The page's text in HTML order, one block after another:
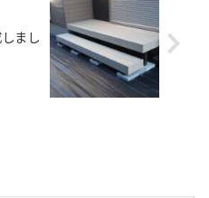
まし